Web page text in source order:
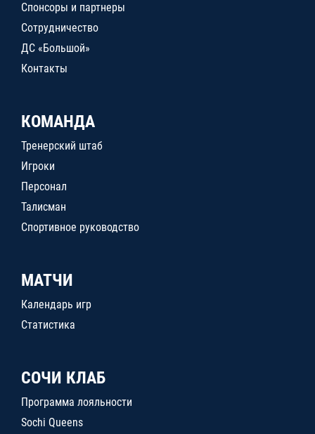
Спонсоры и партнеры
Сотрудничество
ДС «Большой»
Контакты
КОМАНДА
Тренерский штаб
Игроки
Персонал
Талисман
Спортивное руководство
МАТЧИ
Календарь игр
Статистика
СОЧИ КЛАБ
Программа лояльности
Sochi Queens